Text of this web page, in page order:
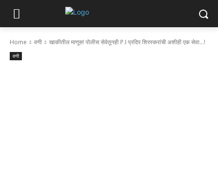
Home वणी खाकीतील माणूस! पोलीस सेवेतूनही P.I प्रदिप शिरस्करांची अशीही एक सेवा...!
वणी